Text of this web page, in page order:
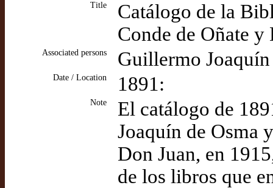
Title
Catálogo de la
Conde de Oñate y
Associated persons Guillermo
Date / Location 1891:
Note
El catálogo de
Joaquín de Osma
Don Juan, en
de los libros que